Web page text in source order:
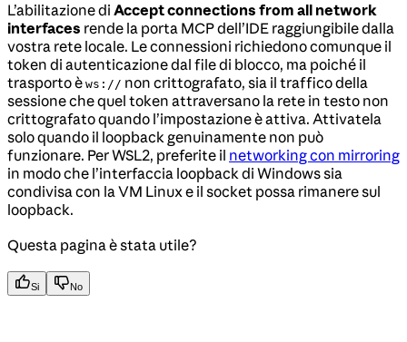
L’abilitazione di Accept connections from all network
interfaces rende la porta MCP dell’IDE raggiungibile dalla
vostra rete locale. Le connessioni richiedono comunque il
token di autenticazione dal file di blocco, ma poiché il
trasporto è ws:// non crittografato, sia il traffico della
sessione che quel token attraversano la rete in testo non
crittografato quando l’impostazione è attiva. Attivatela
solo quando il loopback genuinamente non può
funzionare. Per WSL2, preferite il networking con mirroring
in modo che l’interfaccia loopback di Windows sia
condivisa con la VM Linux e il socket possa rimanere sul
loopback.
Questa pagina è stata utile?
Si No